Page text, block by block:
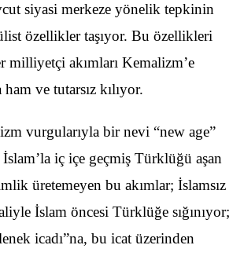
siyasi merkeze yönelik tepkinin
özellikler taşıyor. Bu özellikleri
milliyetçi akımları Kemalizm’e
ve tutarsız kılıyor.
vurgularıyla bir nevi “new age”
iç içe geçmiş Türklüğü aşan
üretemeyen bu akımlar; İslamsız
İslam öncesi Türklüğe sığınıyor;
icadı”na, bu icat üzerinden